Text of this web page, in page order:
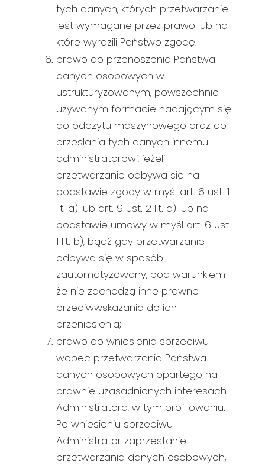
tych danych, których przetwarzanie
jest wymagane przez prawo lub na
które wyrazili Państwo zgodę.
prawo do przenoszenia Państwa
danych osobowych w
ustrukturyzowanym, powszechnie
używanym formacie nadającym się
do odczytu maszynowego oraz do
przesłania tych danych innemu
administratorowi, jeżeli
przetwarzanie odbywa się na
podstawie zgody w myśl art. 6 ust. 1
lit. a) lub art. 9 ust. 2 lit. a) lub na
podstawie umowy w myśl art. 6 ust.
1 lit. b), bądź gdy przetwarzanie
odbywa się w sposób
zautomatyzowany, pod warunkiem
że nie zachodzą inne prawne
przeciwwskazania do ich
przeniesienia;
prawo do wniesienia sprzeciwu
wobec przetwarzania Państwa
danych osobowych opartego na
prawnie uzasadnionych interesach
Administratora, w tym profilowaniu.
Po wniesieniu sprzeciwu
Administrator zaprzestanie
przetwarzania danych osobowych,